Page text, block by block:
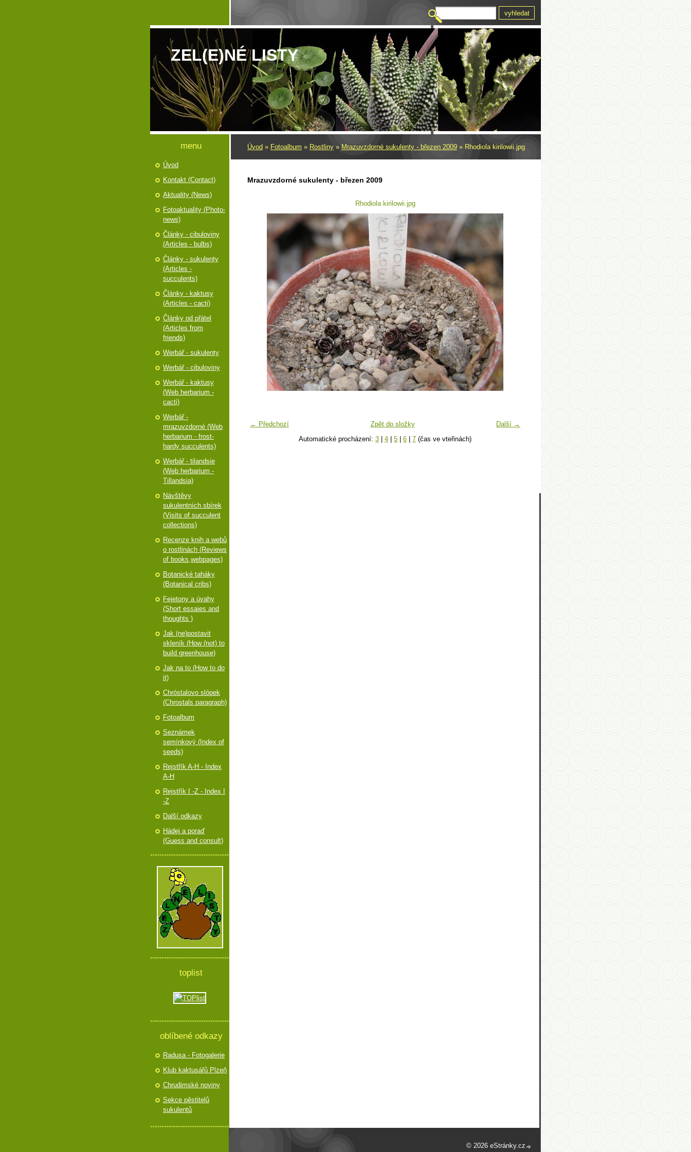
ZEL(E)NÉ LISTY
Úvod » Fotoalbum » Rostliny » Mrazuvzdorné sukulenty - březen 2009 » Rhodiola kirilowii.jpg
Mrazuvzdorné sukulenty - březen 2009
Rhodiola kirilowii.jpg
← Předchozí Další →
Zpět do složky
Automatické procházení: 3 4 5 6 7 (čas ve vteřinách)
menu
Úvod
Kontakt (Contact)
Aktuality (News)
Fotoaktuality (Photo-
news)
Články - cibuloviny
(Articles - bulbs)
Články - sukulenty
(Articles -
succulents)
Články - kaktusy
(Articles - cacti)
Články od přátel
(Articles from
friends)
Werbář - sukulenty
Werbář - cibuloviny
Werbář - kaktusy
(Web herbarium -
cacti)
Werbář -
mrazuvzdorné (Web
herbarium - frost-
hardy succulents)
Werbář - tilandsie
(Web herbarium -
Tillandsia)
Návštěvy
sukulentních sbírek
(Visits of succulent
collections)
Recenze knih a webů
o rostlinách (Reviews
of books,webpages)
Botanické taháky
(Botanical cribs)
Fejetony a úvahy
(Short essaies and
thoughts )
Jak (ne)postavit
skleník (How (not) to
build greenhouse)
Jak na to (How to do
it)
Chróstalovo slópek
(Chrostals paragraph)
Fotoalbum
Seznámek
semínkový (Index of
seeds)
Rejstřík A-H - Index
A-H
Rejstřík I -Z - Index I
-Z
Další odkazy
Hádej a poraď
(Guess and consult)
toplist
oblíbené odkazy
Radusa - Fotogalerie
Klub kaktusářů Plzeň
Chrudimské noviny
Sekce pěstitelů
sukulentů
© 2026 eStránky.cz